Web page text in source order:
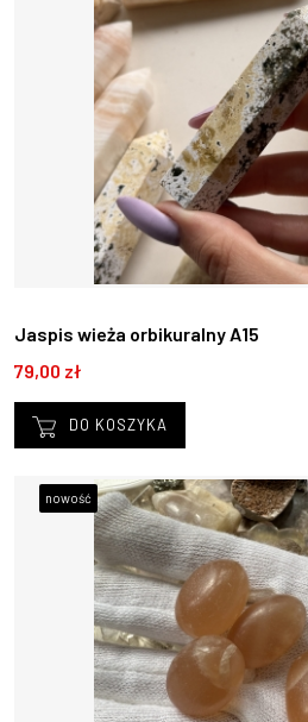
Jaspis wieża orbikuralny A15
79,00 zł
DO KOSZYKA
nowość